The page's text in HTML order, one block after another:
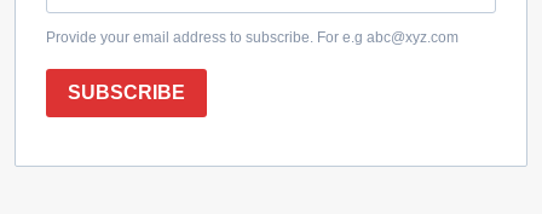
Provide your email address to subscribe. For e.g abc@xyz.com
SUBSCRIBE